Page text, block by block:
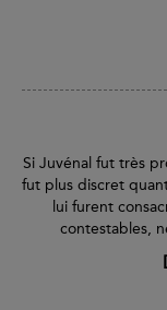
Si Juvénal fut très
fut plus discret
lui furent
contestables,